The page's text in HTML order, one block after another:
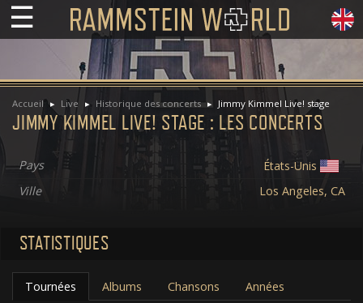
☰
Accueil Live Historique des concerts Jimmy Kimmel Live! stage
JIMMY KIMMEL LIVE! STAGE : LES CONCERTS
Pays
États-Unis
Ville
Los Angeles, CA
STATISTIQUES
Tournées Albums Chansons Années